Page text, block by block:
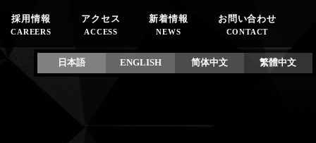
採用情報
CAREERS
アクセス
ACCESS
新着情報
NEWS
お問い合わせ
CONTACT
ENGLISH
日本語 简体中文 繁體中文